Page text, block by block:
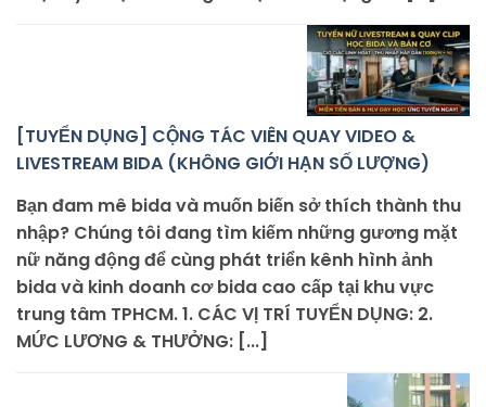
[TUYỂN DỤNG] CỘNG TÁC VIÊN QUAY VIDEO &
LIVESTREAM BIDA (KHÔNG GIỚI HẠN SỐ LƯỢNG)
Bạn đam mê bida và muốn biến sở thích thành thu
nhập? Chúng tôi đang tìm kiếm những gương mặt
nữ năng động để cùng phát triển kênh hình ảnh
bida và kinh doanh cơ bida cao cấp tại khu vực
trung tâm TPHCM. 1. CÁC VỊ TRÍ TUYỂN DỤNG: 2.
MỨC LƯƠNG & THƯỞNG: [...]